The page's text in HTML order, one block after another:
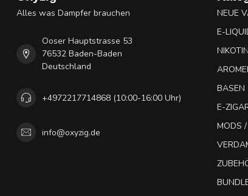
Alles was Dampfer brauchen
Ooser Hauptstrasse 53
76532 Baden-Baden
Deutschland
+4972217714868 (10:00-16:00 Uhr)
info@oxyzig.de
NEUE
E-
BASEN
E-
MODS